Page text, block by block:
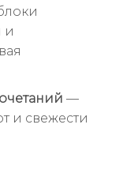
и
—
и свежести